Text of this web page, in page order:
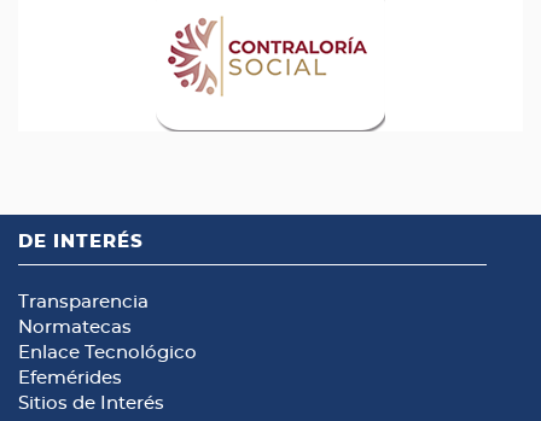
DE INTERÉS
Transparencia
Normatecas
Enlace Tecnológico
Efemérides
Sitios de Interés